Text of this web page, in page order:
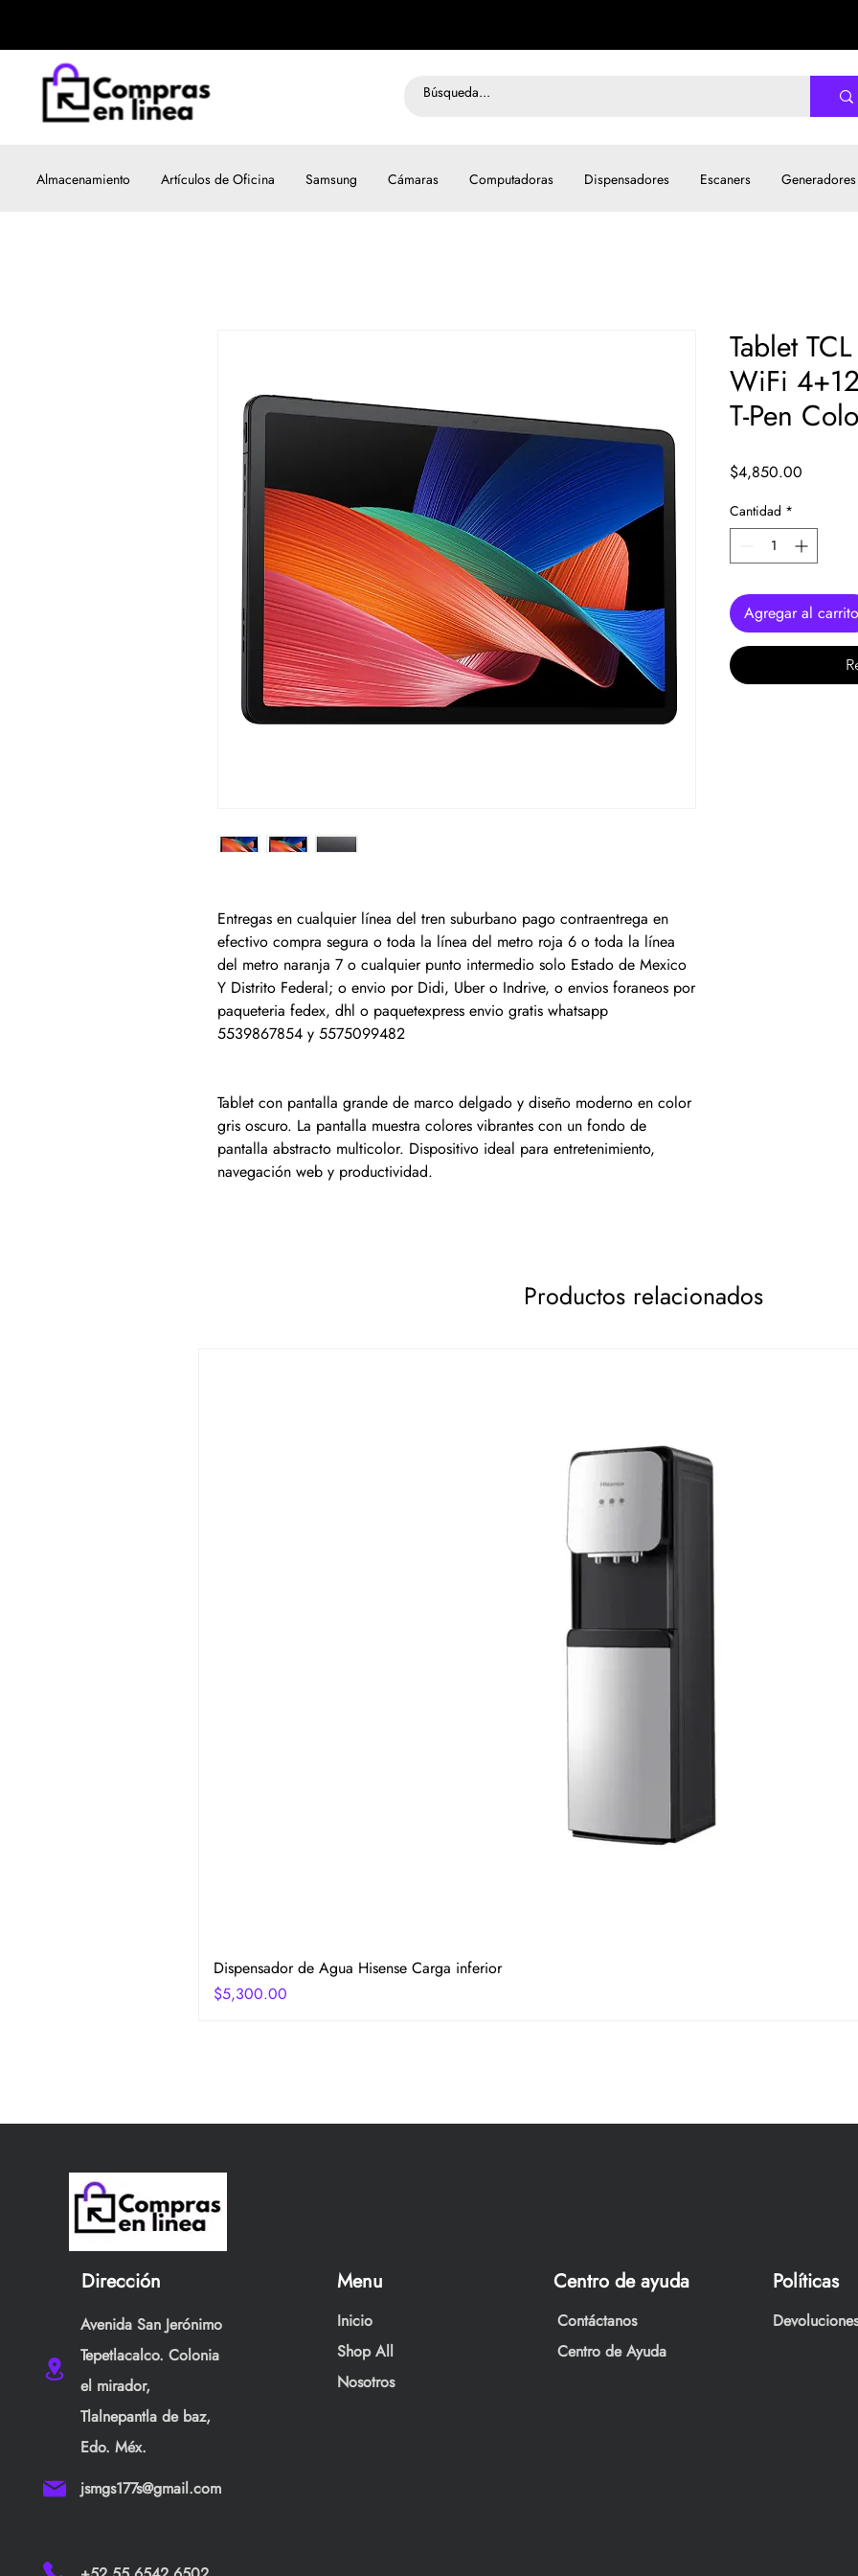
Almacenamiento Artículos de Oficina Samsung Cámaras Computadoras Dispensadores Escaners Generadores
Entregas en cualquier línea del tren suburbano pago contraentrega en
efectivo compra segura o toda la línea del metro roja 6 o toda la línea
del metro naranja 7 o cualquier punto intermedio solo Estado de Mexico
Y Distrito Federal; o envio por Didi, Uber o Indrive, o envios foraneos por
paqueteria fedex, dhl o paquetexpress envio gratis whatsapp
5539867854 y 5575099482
Tablet con pantalla grande de marco delgado y diseño moderno en color
gris oscuro. La pantalla muestra colores vibrantes con un fondo de
pantalla abstracto multicolor. Dispositivo ideal para entretenimiento,
navegación web y productividad.
Tablet
WiFi
T-Pen
$4,850.00
Cantidad *
Agregar al carrito
Productos relacionados
Dispensador de Agua Hisense Carga inferior
Precio
$5,300.00
Dirección
Avenida San Jerónimo
Tepetlacalco. Colonia
el mirador,
Tlalnepantla de baz,
Edo. Méx.
jsmgs177s@gmail.com
Menu
Inicio
Shop All
Nosotros
Centro de ayuda
Contáctanos
Centro de Ayuda
Políticas